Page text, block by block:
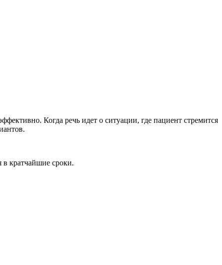
Когда речь идет о ситуации, где пациент стремится
в кратчайшие сроки.